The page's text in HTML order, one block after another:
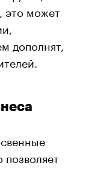
это может
дополнят,